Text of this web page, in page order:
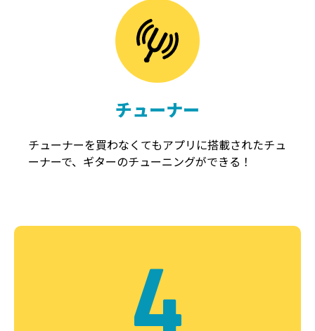
チューナー
チューナーを買わなくてもアプリに搭載されたチュ
ーナーで、ギターのチューニングができる！
4